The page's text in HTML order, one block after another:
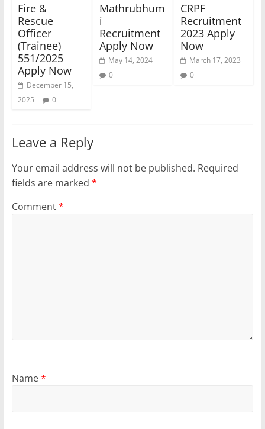
Fire &
Rescue
Officer
(Trainee)
551/2025
Apply Now
December 15,
2025
0
Mathrubhum
i
Recruitment
Apply Now
May 14, 2024
0
CRPF
Recruitment
2023 Apply
Now
March 17, 2023
0
Leave a Reply
Your email address will not be published. Required
fields are marked *
Comment*
Name*